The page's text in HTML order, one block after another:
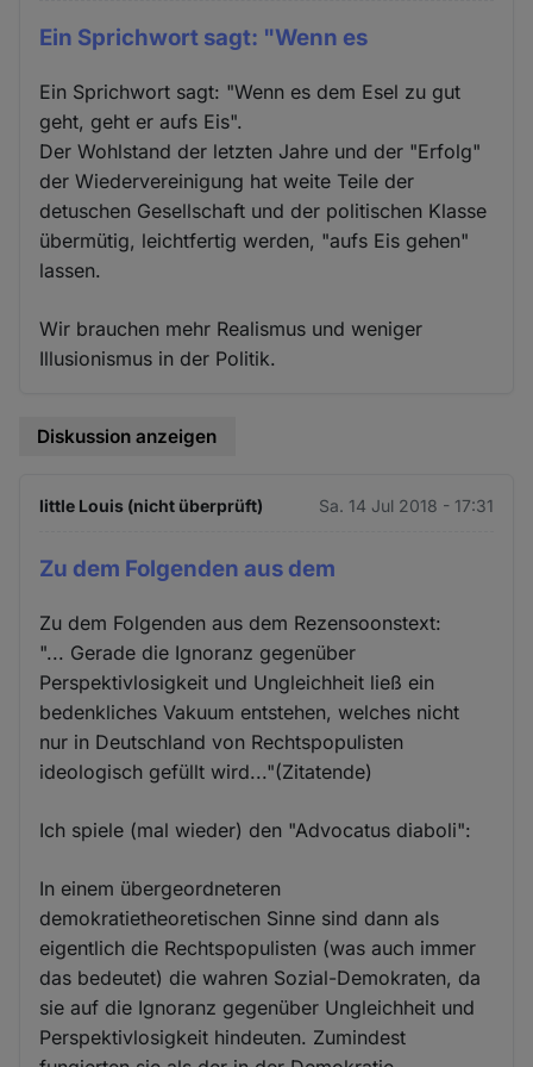
Ein Sprichwort sagt: "Wenn es
Ein Sprichwort sagt: "Wenn es dem Esel zu gut
geht, geht er aufs Eis".
Der Wohlstand der letzten Jahre und der "Erfolg"
der Wiedervereinigung hat weite Teile der
detuschen Gesellschaft und der politischen Klasse
übermütig, leichtfertig werden, "aufs Eis gehen"
lassen.
Wir brauchen mehr Realismus und weniger
Illusionismus in der Politik.
Diskussion anzeigen
little Louis (nicht überprüft) Sa. 14 Jul 2018 - 17:31
Zu dem Folgenden aus dem
Zu dem Folgenden aus dem Rezensoonstext:
"... Gerade die Ignoranz gegenüber
Perspektivlosigkeit und Ungleichheit ließ ein
bedenkliches Vakuum entstehen, welches nicht
nur in Deutschland von Rechtspopulisten
ideologisch gefüllt wird..."(Zitatende)
Ich spiele (mal wieder) den "Advocatus diaboli":
In einem übergeordneteren
demokratietheoretischen Sinne sind dann als
eigentlich die Rechtspopulisten (was auch immer
das bedeutet) die wahren Sozial-Demokraten, da
sie auf die Ignoranz gegenüber Ungleichheit und
Perspektivlosigkeit hindeuten. Zumindest